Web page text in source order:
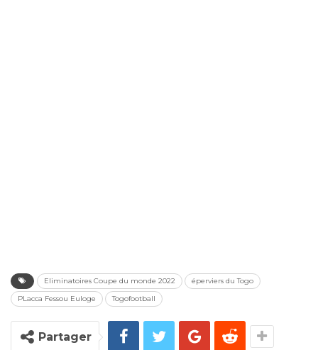
Eliminatoires Coupe du monde 2022
éperviers du Togo
PLacca Fessou Euloge
Togofootball
Partager